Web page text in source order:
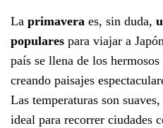
La primavera es, sin duda,
populares para viajar a
país se llena de los hermosos
creando paisajes
Las temperaturas son
ideal para recorrer ciudades